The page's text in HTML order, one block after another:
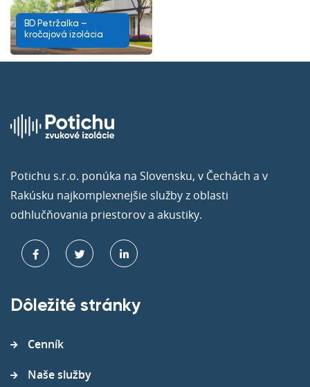
BD Petržalka –
kročajová izolácia
Potichu s.r.o. ponúka na Slovensku, v Čechách a v
Rakúsku najkomplexnejšie služby z oblasti
odhlučňovania priestorov a akustiky.
Dôležité stránky
Cenník
Naše služby